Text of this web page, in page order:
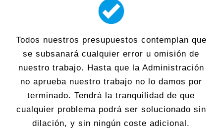
Todos nuestros presupuestos contemplan que
se subsanará cualquier error u omisión de
nuestro trabajo. Hasta que la Administración
no aprueba nuestro trabajo no lo damos por
terminado. Tendrá la tranquilidad de que
cualquier problema podrá ser solucionado sin
dilación, y sin ningún coste adicional.